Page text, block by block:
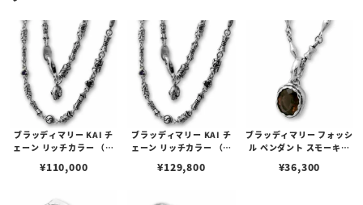
ブラッディマリー KAI チ
ェーン リッチカラー （極
¥110,000
ブラッディマリー KAI チ
ェーン リッチカラー （極
¥129,800
ブラッディマリー フォッシ
ル ペンダント スモーキー
¥36,300